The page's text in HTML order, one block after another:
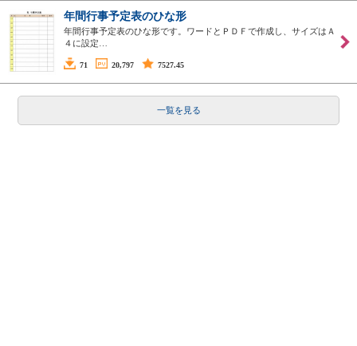
年間行事予定表のひな形
年間行事予定表のひな形です。ワードとＰＤＦで作成し、サイズはＡ
４に設定…
71 20,797 7527.45
一覧を見る